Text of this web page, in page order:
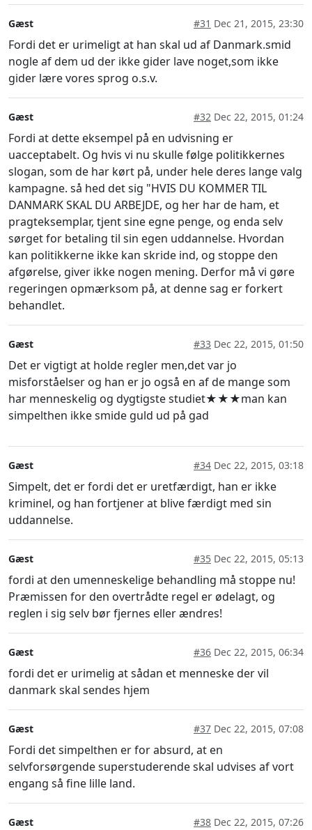
Gæst #31 Dec 21, 2015, 23:30
Fordi det er urimeligt at han skal ud af Danmark.smid
nogle af dem ud der ikke gider lave noget,som ikke
gider lære vores sprog o.s.v.
Gæst #32 Dec 22, 2015, 01:24
Fordi at dette eksempel på en udvisning er
uacceptabelt. Og hvis vi nu skulle følge politikkernes
slogan, som de har kørt på, under hele deres lange valg
kampagne. så hed det sig "HVIS DU KOMMER TIL
DANMARK SKAL DU ARBEJDE, og her har de ham, et
pragteksemplar, tjent sine egne penge, og enda selv
sørget for betaling til sin egen uddannelse. Hvordan
kan politikkerne ikke kan skride ind, og stoppe den
afgørelse, giver ikke nogen mening. Derfor må vi gøre
regeringen opmærksom på, at denne sag er forkert
behandlet.
Gæst #33 Dec 22, 2015, 01:50
Det er vigtigt at holde regler men,det var jo
misforståelser og han er jo også en af de mange som
har menneskelig og dygtigste studiet★★★man kan
simpelthen ikke smide guld ud på gad
Gæst #34 Dec 22, 2015, 03:18
Simpelt, det er fordi det er uretfærdigt, han er ikke
kriminel, og han fortjener at blive færdigt med sin
uddannelse.
Gæst #35 Dec 22, 2015, 05:13
fordi at den umenneskelige behandling må stoppe nu!
Præmissen for den overtrådte regel er ødelagt, og
reglen i sig selv bør fjernes eller ændres!
Gæst #36 Dec 22, 2015, 06:34
fordi det er urimelig at sådan et menneske der vil
danmark skal sendes hjem
Gæst #37 Dec 22, 2015, 07:08
Fordi det simpelthen er for absurd, at en
selvforsørgende superstuderende skal udvises af vort
engang så fine lille land.
Gæst #38 Dec 22, 2015, 07:26